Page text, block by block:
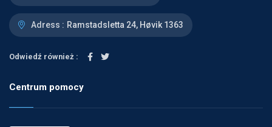
Adress : Ramstadsletta 24, Høvik 1363
Odwiedź również :
Centrum pomocy